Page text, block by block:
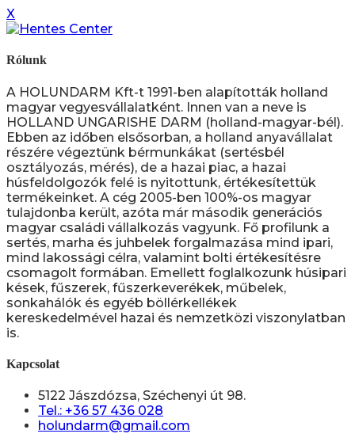
X
Rólunk
A HOLUNDARM Kft-t 1991-ben alapították holland
magyar vegyesvállalatként. Innen van a neve is
HOLLAND UNGARISHE DARM (holland-magyar-bél).
Ebben az időben elsősorban, a holland anyavállalat
részére végeztünk bérmunkákat (sertésbél
osztályozás, mérés), de a hazai piac, a hazai
húsfeldolgozók felé is nyitottunk, értékesítettük
termékeinket. A cég 2005-ben 100%-os magyar
tulajdonba került, azóta már második generációs
magyar családi vállalkozás vagyunk. Fő profilunk a
sertés, marha és juhbelek forgalmazása mind ipari,
mind lakossági célra, valamint bolti értékesítésre
csomagolt formában. Emellett foglalkozunk húsipari
kések, fűszerek, fűszerkeverékek, műbelek,
sonkahálók és egyéb böllérkellékek
kereskedelmével hazai és nemzetközi viszonylatban
is.
Kapcsolat
5122 Jászdózsa, Széchenyi út 98.
Tel.: +36 57 436 028
holundarm@gmail.com